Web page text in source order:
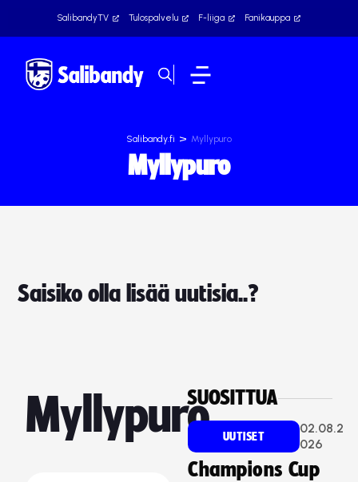
SalibandyTV Tulospalvelu F-liiga Fanikauppa
Salibandy.fi > Myllypuro
Myllypuro
Saisiko olla lisää uutisia..?
MyllypuroSUOSITTUA
UUTISET
02.08.2
026
Champions Cup